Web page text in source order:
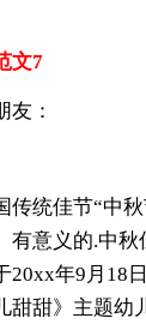
文7
友：
传统佳节“中
有意义的.中
20xx年9月18
甜甜》主题